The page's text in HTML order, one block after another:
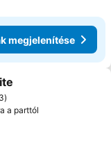
megjelenítése
a kedvencekhez
a parttól